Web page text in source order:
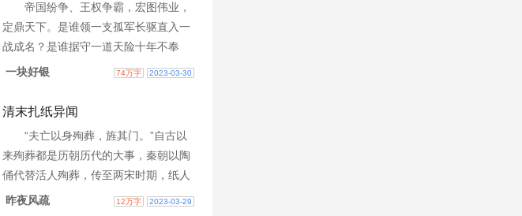
帝国纷争、王权争霸，宏图伟业，
定鼎天下。是谁领一支孤军长驱直入一
战成名？是谁据守一道天险十年不奉
召？阴谋、阳谋，谋定而动，一动天下
到一个上下五千年都找
一块好银 74万字 2023-03-30
清末扎纸异闻
“夫亡以身殉葬，旌其门。”自古以
来殉葬都是历朝历代的大事，秦朝以陶
俑代替活人殉葬，传至两宋时期，纸人
纸马盛行。千年流传，各派能人异士辈
昨夜风疏 12万字 2023-03-29